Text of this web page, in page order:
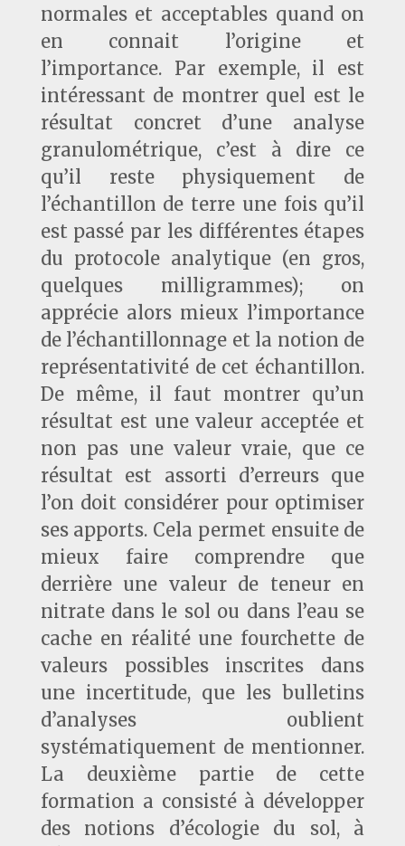
normales et acceptables quand on
en connait l’origine et
l’importance. Par exemple, il est
intéressant de montrer quel est le
résultat concret d’une analyse
granulométrique, c’est à dire ce
qu’il reste physiquement de
l’échantillon de terre une fois qu’il
est passé par les différentes étapes
du protocole analytique (en gros,
quelques milligrammes); on
apprécie alors mieux l’importance
de l’échantillonnage et la notion de
représentativité de cet échantillon.
De même, il faut montrer qu’un
résultat est une valeur acceptée et
non pas une valeur vraie, que ce
résultat est assorti d’erreurs que
l’on doit considérer pour optimiser
ses apports. Cela permet ensuite de
mieux faire comprendre que
derrière une valeur de teneur en
nitrate dans le sol ou dans l’eau se
cache en réalité une fourchette de
valeurs possibles inscrites dans
une incertitude, que les bulletins
d’analyses oublient
systématiquement de mentionner.
La deuxième partie de cette
formation a consisté à développer
des notions d’écologie du sol, à